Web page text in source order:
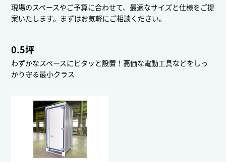
現場のスペースやご予算に合わせて、最適なサイズと仕様をご提
案いたします。まずはお気軽にご相談ください。
0.5坪
わずかなスペースにピタッと設置！高価な電動工具などをしっ
かり守る最小クラス